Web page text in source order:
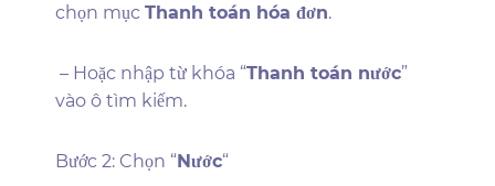
chọn mục Thanh toán hóa đơn.
– Hoặc nhập từ khóa “Thanh toán nước”
vào ô tìm kiếm.
Bước 2: Chọn “Nước“